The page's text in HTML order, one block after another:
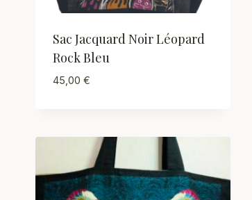
Sac Jacquard Noir Léopard
Rock Bleu
45,00 €